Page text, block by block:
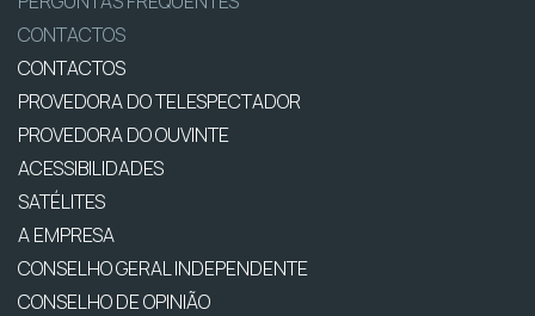
CONTACTOS
CONTACTOS
PROVEDORA DO TELESPECTADOR
PROVEDORA DO OUVINTE
ACESSIBILIDADES
SATÉLITES
A EMPRESA
CONSELHO GERAL INDEPENDENTE
CONSELHO DE OPINIÃO